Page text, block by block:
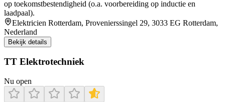
op toekomstbestendigheid (o.a. voorbereiding op inductie en
laadpaal).
Elektricien Rotterdam, Provenierssingel 29, 3033 EG Rotterdam,
Nederland
Bekijk details
TT Elektrotechniek
Nu open